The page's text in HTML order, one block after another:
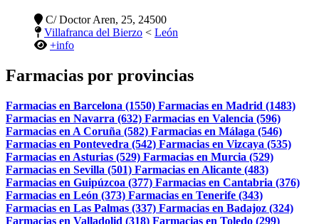
C/ Doctor Aren, 25, 24500
Villafranca del Bierzo < León
+info
Farmacias por provincias
Farmacias en Barcelona (1550) Farmacias en Madrid (1483)
Farmacias en Navarra (632) Farmacias en Valencia (596)
Farmacias en A Coruña (582) Farmacias en Málaga (546)
Farmacias en Pontevedra (542) Farmacias en Vizcaya (535)
Farmacias en Asturias (529) Farmacias en Murcia (529)
Farmacias en Sevilla (501) Farmacias en Alicante (483)
Farmacias en Guipúzcoa (377) Farmacias en Cantabria (376)
Farmacias en León (373) Farmacias en Tenerife (343)
Farmacias en Las Palmas (337) Farmacias en Badajoz (324)
Farmacias en Valladolid (318) Farmacias en Toledo (299)